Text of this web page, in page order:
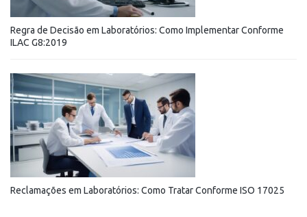
Regra de Decisão em Laboratórios: Como Implementar Conforme
ILAC G8:2019
Reclamações em Laboratórios: Como Tratar Conforme ISO 17025